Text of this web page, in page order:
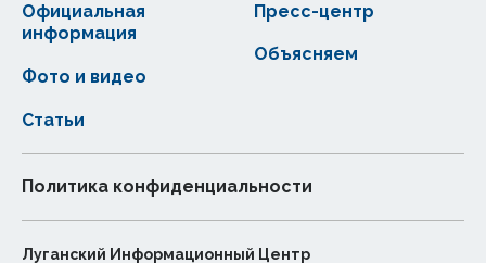
Статьи
Официальная
информация
Фото и видео
Пресс-центр
Объясняем
Политика конфиденциальности
Луганский Информационный Центр